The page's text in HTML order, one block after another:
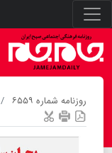
روزنامه شماره ۶۵۵۹